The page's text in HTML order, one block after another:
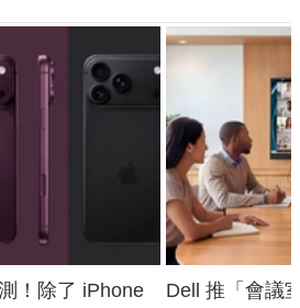
！除了 iPhone
Dell 推「會議